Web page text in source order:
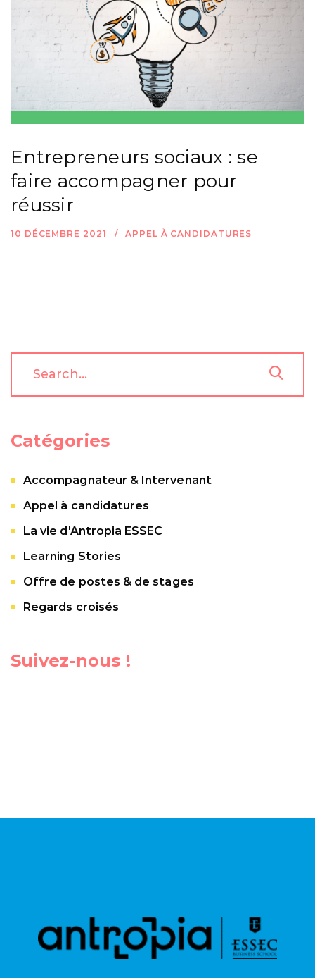
Entrepreneurs sociaux : se
faire accompagner pour
réussir
10 DÉCEMBRE 2021 APPEL À CANDIDATURES
Catégories
Accompagnateur & Intervenant
Appel à candidatures
La vie d'Antropia ESSEC
Learning Stories
Offre de postes & de stages
Regards croisés
Suivez-nous !